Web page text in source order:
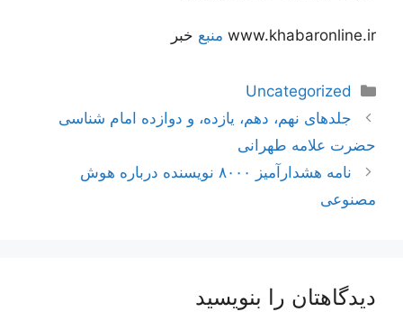
www.khabaronline.ir منبع خبر
دسته‌ها
Uncategorized
ناوبریجلدهای نهم، دهم، یازده، و دوازده امام شناسی
حضرت علامه طهرانی
نامه هشدارآمیز ۸۰۰۰ نویسنده درباره هوش
مصنوعی
دیدگاهتان را بنویسید